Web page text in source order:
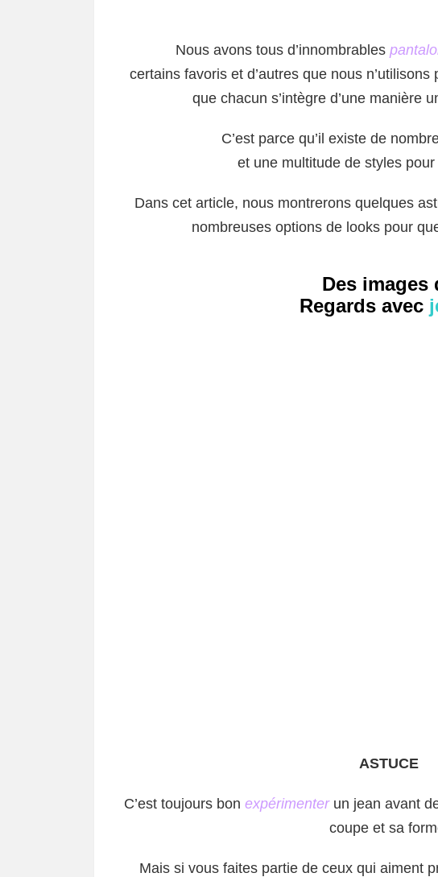
Nous avons tous d’innombrables
certains favoris et d’autres que nous
que chacun s’intègre d’une manière
C’est parce qu’il existe de
et une multitude de styles pour
Dans cet article, nous montrerons quelques
nombreuses options de looks pour
Des images
Regards avec
ASTUCE
C’est toujours bon expérimenterun jean avant
coupe et sa
Mais si vous faites partie de ceux qui aiment